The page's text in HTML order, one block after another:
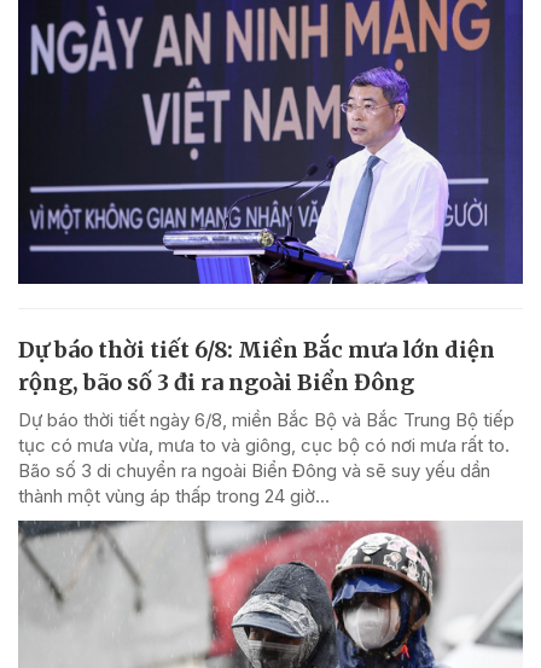
Dự báo thời tiết 6/8: Miền Bắc mưa lớn diện
rộng, bão số 3 đi ra ngoài Biển Đông
Dự báo thời tiết ngày 6/8, miền Bắc Bộ và Bắc Trung Bộ tiếp
tục có mưa vừa, mưa to và giông, cục bộ có nơi mưa rất to.
Bão số 3 di chuyển ra ngoài Biển Đông và sẽ suy yếu dần
thành một vùng áp thấp trong 24 giờ...